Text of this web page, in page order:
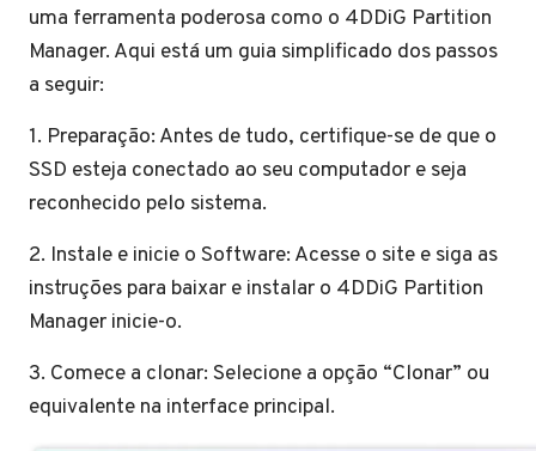
uma ferramenta poderosa como o 4DDiG Partition
Manager. Aqui está um guia simplificado dos passos
a seguir:
1. Preparação: Antes de tudo, certifique-se de que o
SSD esteja conectado ao seu computador e seja
reconhecido pelo sistema.
2. Instale e inicie o Software: Acesse o site e siga as
instruções para baixar e instalar o 4DDiG Partition
Manager inicie-o.
3. Comece a clonar: Selecione a opção “Clonar” ou
equivalente na interface principal.